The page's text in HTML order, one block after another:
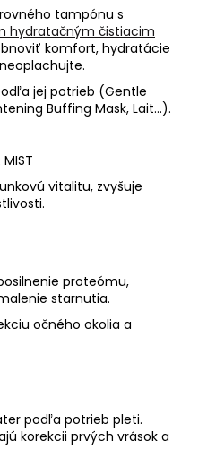
tampónu s
hydratačným čistiacim
komfort, hydratácie
jej potrieb (Gentle
Buffing Mask, Lait…).
MIST
vitalitu, zvyšuje
posilnenie proteómu,
starnutia.
očného okolia a
podľa potrieb pleti.
korekcii prvých vrások a